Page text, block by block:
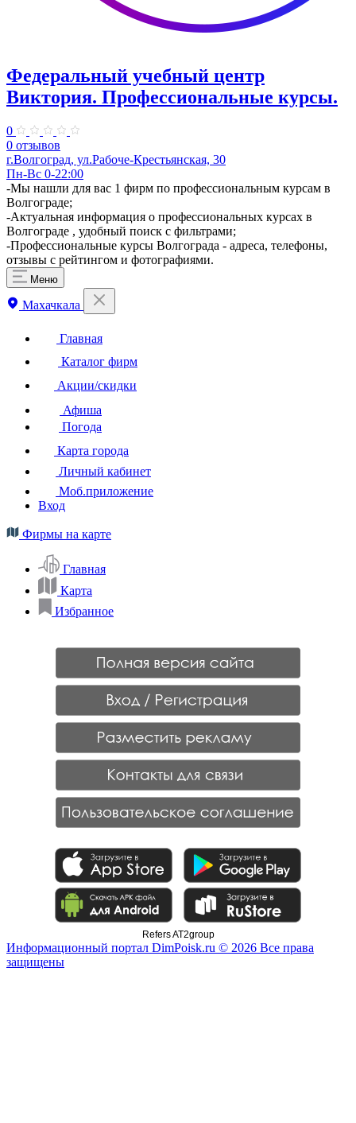
Федеральный учебный центр
Виктория. Профессиональные курсы.
0
0 отзывов
г.Волгоград, ул.Рабоче-Крестьянская, 30
Пн-Вс 0-22:00
-Мы нашли для вас 1 фирм по профессиональным курсам в
Волгограде;
-Актуальная информация о профессиональных курсах в
Волгограде , удобный поиск с фильтрами;
-Профессиональные курсы Волгограда - адреса, телефоны,
отзывы с рейтингом и фотографиями.
Меню
Махачкала
Главная
Каталог фирм
Акции/скидки
Афиша
Погода
Карта города
Личный кабинет
Моб.приложение
Вход
Фирмы на карте
Главная
Карта
Избранное
Refers AT2group
Информационный портал DimPoisk.ru © 2026 Все права
защищены